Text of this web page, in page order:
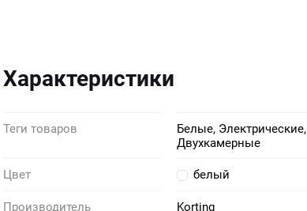
Характеристики
Теги товаров
Белые, Электрические,
Двухкамерные
Цвет белый
Производитель Korting